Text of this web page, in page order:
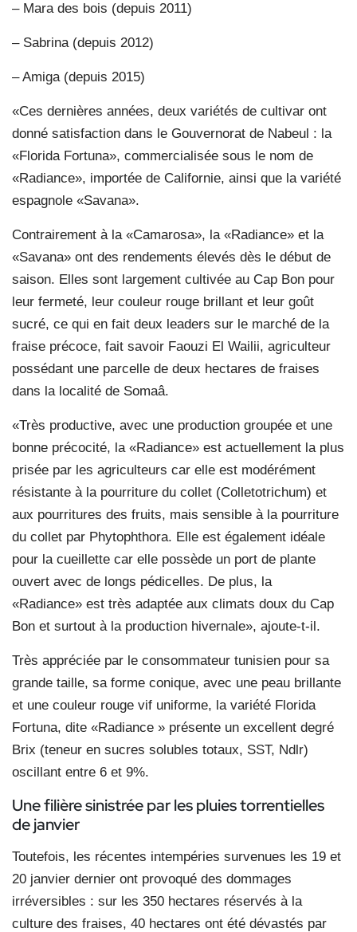
– Mara des bois (depuis 2011)
– Sabrina (depuis 2012)
– Amiga (depuis 2015)
«Ces dernières années, deux variétés de cultivar ont
donné satisfaction dans le Gouvernorat de Nabeul : la
«Florida Fortuna», commercialisée sous le nom de
«Radiance», importée de Californie, ainsi que la variété
espagnole «Savana».
Contrairement à la «Camarosa», la «Radiance» et la
«Savana» ont des rendements élevés dès le début de
saison. Elles sont largement cultivée au Cap Bon pour
leur fermeté, leur couleur rouge brillant et leur goût
sucré, ce qui en fait deux leaders sur le marché de la
fraise précoce, fait savoir Faouzi El Wailii, agriculteur
possédant une parcelle de deux hectares de fraises
dans la localité de Somaâ.
«Très productive, avec une production groupée et une
bonne précocité, la «Radiance» est actuellement la plus
prisée par les agriculteurs car elle est modérément
résistante à la pourriture du collet (Colletotrichum) et
aux pourritures des fruits, mais sensible à la pourriture
du collet par Phytophthora. Elle est également idéale
pour la cueillette car elle possède un port de plante
ouvert avec de longs pédicelles. De plus, la
«Radiance» est très adaptée aux climats doux du Cap
Bon et surtout à la production hivernale», ajoute-t-il.
Très appréciée par le consommateur tunisien pour sa
grande taille, sa forme conique, avec une peau brillante
et une couleur rouge vif uniforme, la variété Florida
Fortuna, dite «Radiance » présente un excellent degré
Brix (teneur en sucres solubles totaux, SST, Ndlr)
oscillant entre 6 et 9%.
Une filière sinistrée par les pluies torrentielles
de janvier
Toutefois, les récentes intempéries survenues les 19 et
20 janvier dernier ont provoqué des dommages
irréversibles : sur les 350 hectares réservés à la
culture des fraises, 40 hectares ont été dévastés par